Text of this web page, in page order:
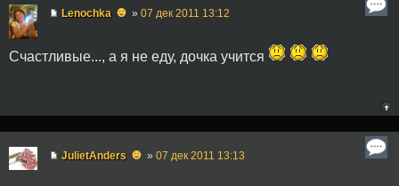
Lenochka ☻ » 07 дек 2011 13:12
Счастливые..., а я не еду, дочка учится
JulietAnders ☻ » 07 дек 2011 13:13